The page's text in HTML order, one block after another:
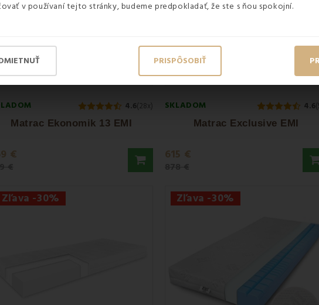
v používaní tejto stránky, budeme predpokladať, že ste s ňou spokojní.
PRISPÔSOBIŤ
4.6(28x)
Matrac Ekonomik 13 EMI
€
SKLADOM 4.6
Matrac Exclusive EMI
615 €
Zľava -30% Zľava -30%